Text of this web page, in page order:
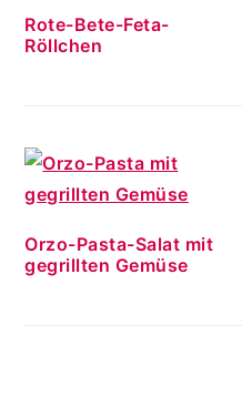
Rote-Bete-Feta-
Röllchen
Orzo-Pasta-Salat mit
gegrillten Gemüse